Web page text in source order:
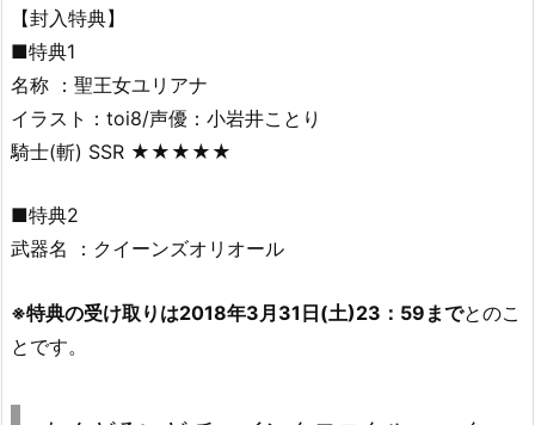
【封入特典】
■特典1
名称 ：聖王女ユリアナ
イラスト：toi8/声優：小岩井ことり
騎士(斬) SSR ★★★★★
■特典2
武器名 ：クイーンズオリオール
※特典の受け取りは2018年3月31日(土)23：59までとのこ
とです。